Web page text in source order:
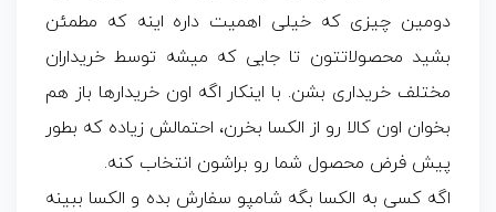
دومین چیزی که خیلی اهمیت داره اینه که مطمئن
بشید محصولاتتون تا جایی که میشه توسط خریداران
مختلف خریداری بشن. با اینکار اگه اون خریدارها باز هم
بخوان اون کالا رو از الکسا بخرن، احتمالش زیاده که بطور
پیش فرض محصول شما رو براشون انتخاب کنه.
اگه کسی به الکسا بگه شامپو سفارش بده و الکسا ببینه